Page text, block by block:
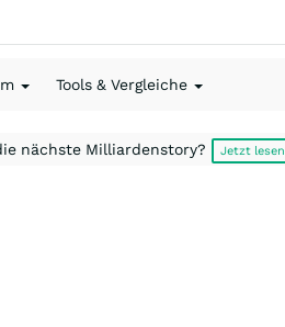
Tools & Vergleiche
nächste Milliardenstory? Jetzt lesen